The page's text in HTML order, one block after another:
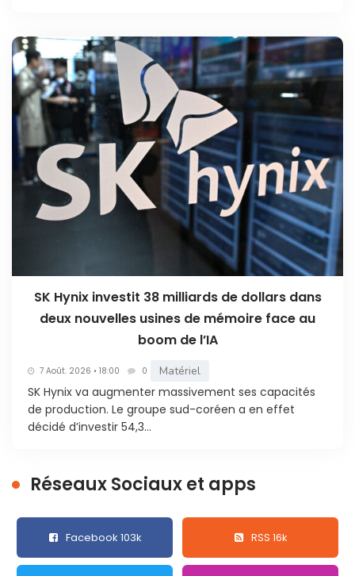
SK Hynix investit 38 milliards de dollars dans
deux nouvelles usines de mémoire face au
boom de l’IA
7 Août. 2026 • 18:00 0 Matériel
SK Hynix va augmenter massivement ses capacités
de production. Le groupe sud-coréen a en effet
décidé d’investir 54,3...
Réseaux Sociaux et apps
Facebook 103k RSS 16k